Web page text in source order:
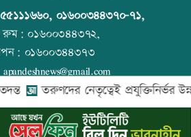
মেসির বাবা মারা গেছেন
আজ স্বর্ণ-রুপা যে দামে বিক্রি হচ্ছে
, ০১৬০০৩৪৪৩৭০-৭১,
রুম:০১৬০০৩৪৪৩৭২,
০১৬০০৩৪৪৩৭৩
apandeshnews@gmail.com
কর্তৃক সর্বসত্ব ® সংরক্ষিত | উন্নয়নে
ইমিথমেকারস.কম
তরুণদের নেতৃত্বেই প্রযুক্তিনির্ভর উন্নয়ন হবে: